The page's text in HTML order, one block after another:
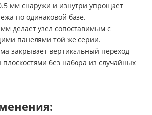
мм снаружи и изнутри упрощает
по одинаковой базе.
делает узел сопоставимым с
панелями той же серии.
закрывает вертикальный переход
плоскостями без набора из случайных